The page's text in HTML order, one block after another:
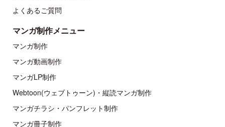
よくあるご質問
マンガ制作メニュー
マンガ制作
マンガ動画制作
マンガLP制作
Webtoon(ウェブトゥーン)・縦読マンガ制作
マンガチラシ・パンフレット制作
マンガ冊子制作